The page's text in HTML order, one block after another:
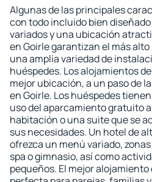
Algunas de las principales
con todo incluido bien
variados y una ubicación
en Goirle garantizan el más
una amplia variedad de
huéspedes. Los alojamientos
mejor ubicación, a un paso de
en Goirle. Los huéspedes
uso del aparcamiento gratuito
habitación o una suite que se
sus necesidades. Un hotel de
ofrezca un menú variado,
spa o gimnasio, así como
pequeños. El mejor alojamiento